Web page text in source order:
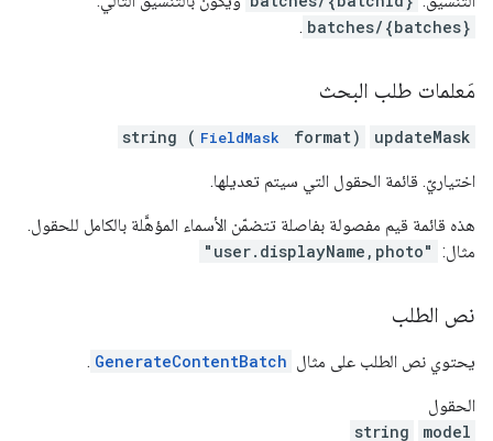
batches/{batches}
.
مَعلمات طلب البحث
updateMask
string ( FieldMask format)
اختياريّ. قائمة الحقول التي سيتم تعديلها.
هذه قائمة قيم مفصولة بفاصلة تتضمّن الأسماء المؤهَّلة بالكامل للحقول.
مثال: "user.displayName,photo"
نص الطلب
يحتوي نص الطلب على مثال GenerateContentBatch
.
الحقول
model
string